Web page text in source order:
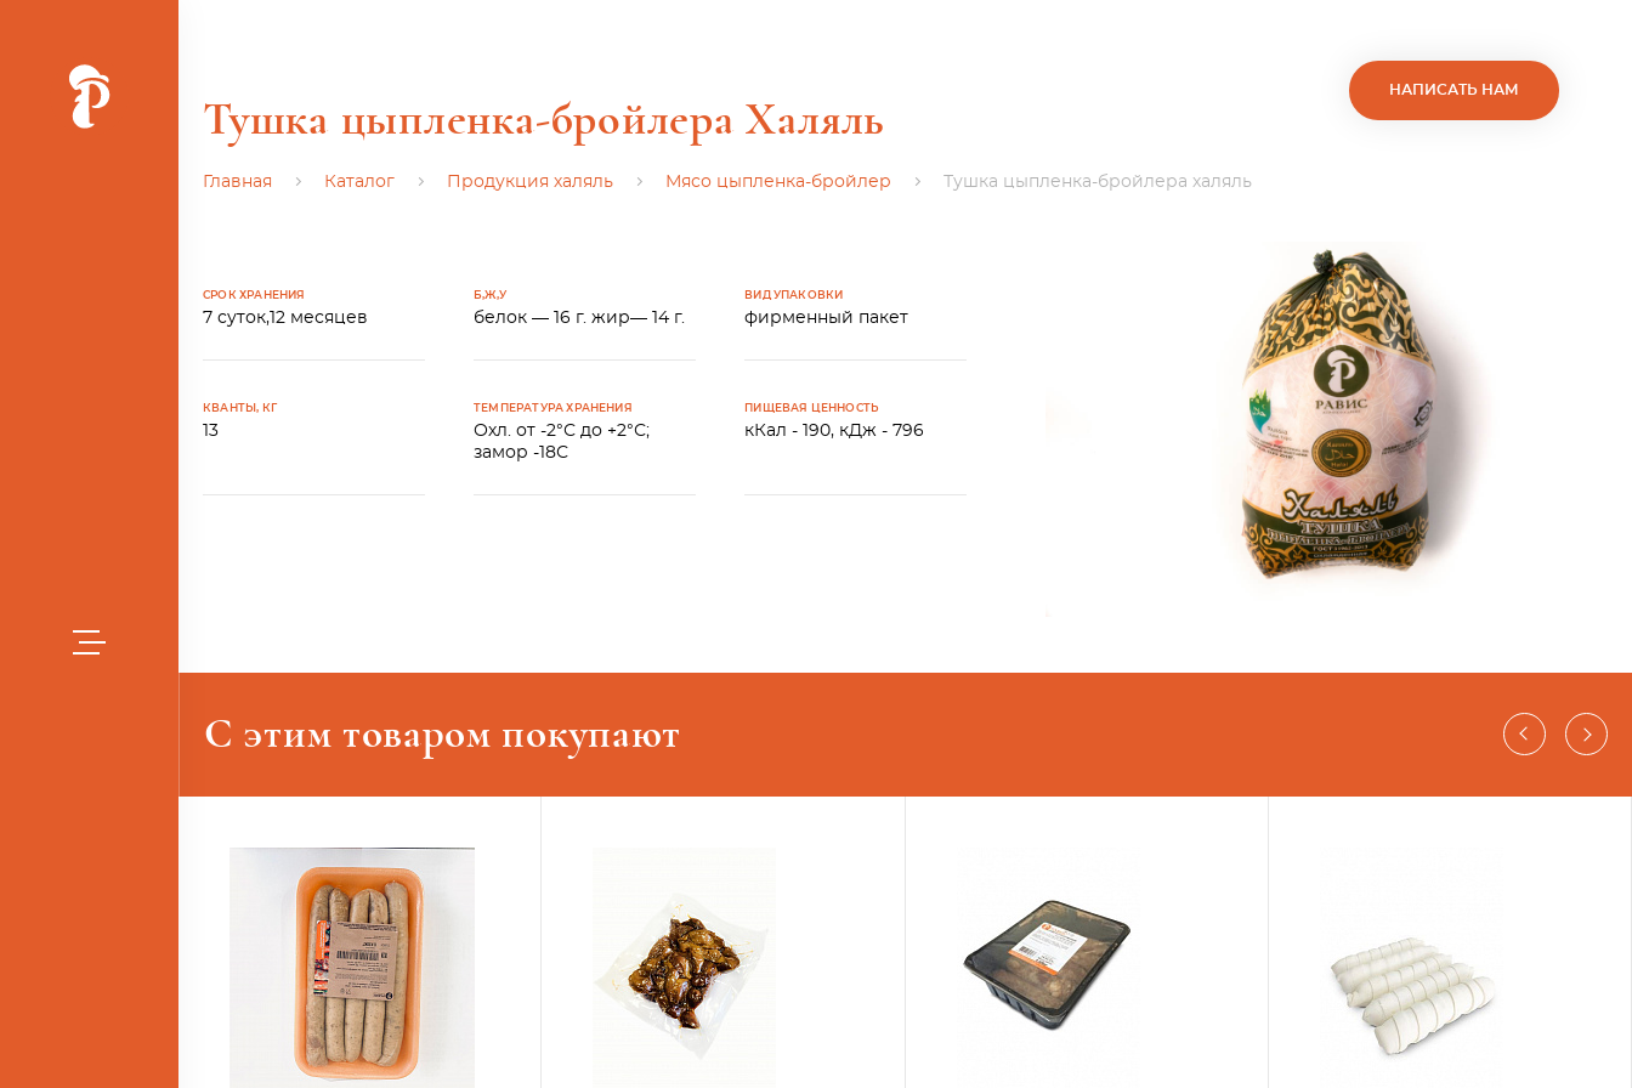
НАПИСАТЬ НАМ
Тушка цыпленка-бройлера Халяль
Главная Каталог Продукция халяль Мясо цыпленка-бройлер Тушка цыпленка-бройлера халяль
СРОК ХРАНЕНИЯ
7 суток,12 месяцев
Б,Ж,У
белок — 16 г. жир— 14 г.
ВИД УПАКОВКИ
фирменный пакет
КВАНТЫ, КГ
13
ТЕМПЕРАТУРА ХРАНЕНИЯ
Охл. от -2°С до +2°С;
замор -18С
ПИЩЕВАЯ ЦЕННОСТЬ
кКал - 190, кДж - 796
С этим товаром покупают